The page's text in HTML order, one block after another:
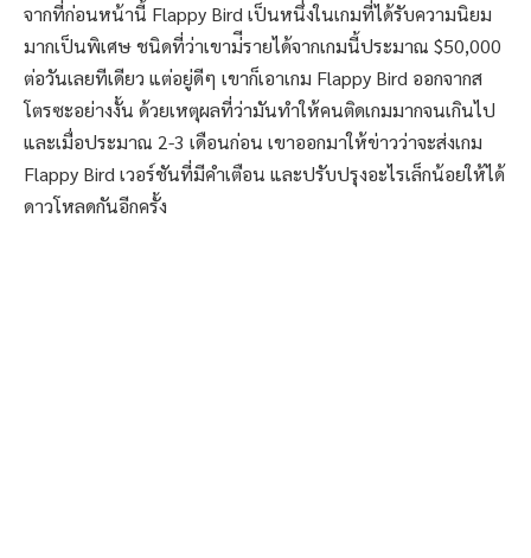
จากที่ก่อนหน้านี้ Flappy Bird เป็นหนึ่งในเกมที่ได้รับความนิยม
มากเป็นพิเศษ ชนิดที่ว่าเขาม่ีรายได้จากเกมนี้ประมาณ $50,000
ต่อวันเลยทีเดียว แต่อยู่ดีๆ เขาก็เอาเกม Flappy Bird ออกจากส
โตรซะอย่างงั้น ด้วยเหตุผลที่ว่ามันทำให้คนติดเกมมากจนเกินไป
และเมื่อประมาณ 2-3 เดือนก่อน เขาออกมาให้ข่าวว่าจะส่งเกม
Flappy Bird เวอร์ชันที่มีคำเตือน และปรับปรุงอะไรเล็กน้อยให้ได้
ดาวโหลดกันอีกครั้ง